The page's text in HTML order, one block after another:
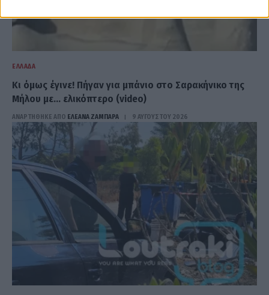
ΕΛΛΆΔΑ
Kι όμως έγινε! Πήγαν για μπάνιο στο Σαρακήνικο της
Μήλου με… ελικόπτερο (video)
ΑΝΑΡΤΗΘΗΚΕ ΑΠΟ ΕΛΕΑΝΑ ΖΑΜΠΑΡΑ 9 ΑΥΓΟΎΣΤΟΥ 2026